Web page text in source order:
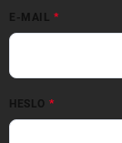
E-MAIL
HESLO